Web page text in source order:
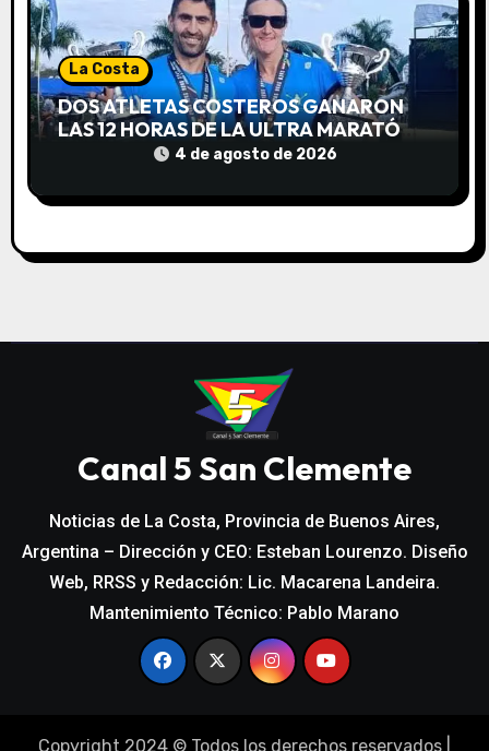
La Costa
DOS ATLETAS COSTEROS GANARON
LAS 12 HORAS DE LA ULTRA MARATÓN
FORMOSA 20264 de agosto de 2026
Canal 5 San Clemente
Noticias de La Costa, Provincia de Buenos Aires,
Argentina – Dirección y CEO: Esteban Lourenzo. Diseño
Web, RRSS y Redacción: Lic. Macarena Landeira.
Mantenimiento Técnico: Pablo Marano
Copyright 2024 © Todos los derechos reservados